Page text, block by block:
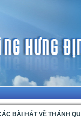
BÀI HÁT VỀ THÁNH QUÍ